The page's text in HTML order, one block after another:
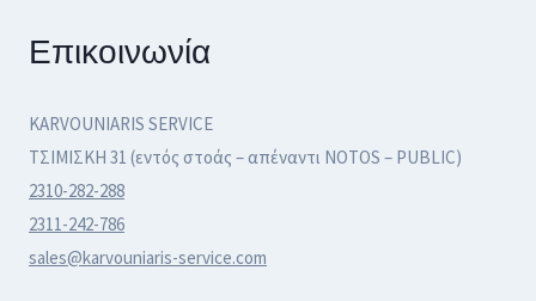
Επικοινωνία
KARVOUNIARIS SERVICE
ΤΣΙΜΙΣΚΗ 31 (εντός στοάς – απέναντι NOTOS – PUBLIC)
2310-282-288
2311-242-786
sales@karvouniaris-service.com